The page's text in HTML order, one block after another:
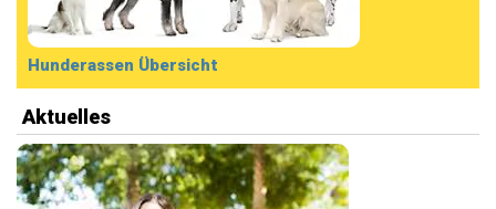
Hunderassen Übersicht
Aktuelles